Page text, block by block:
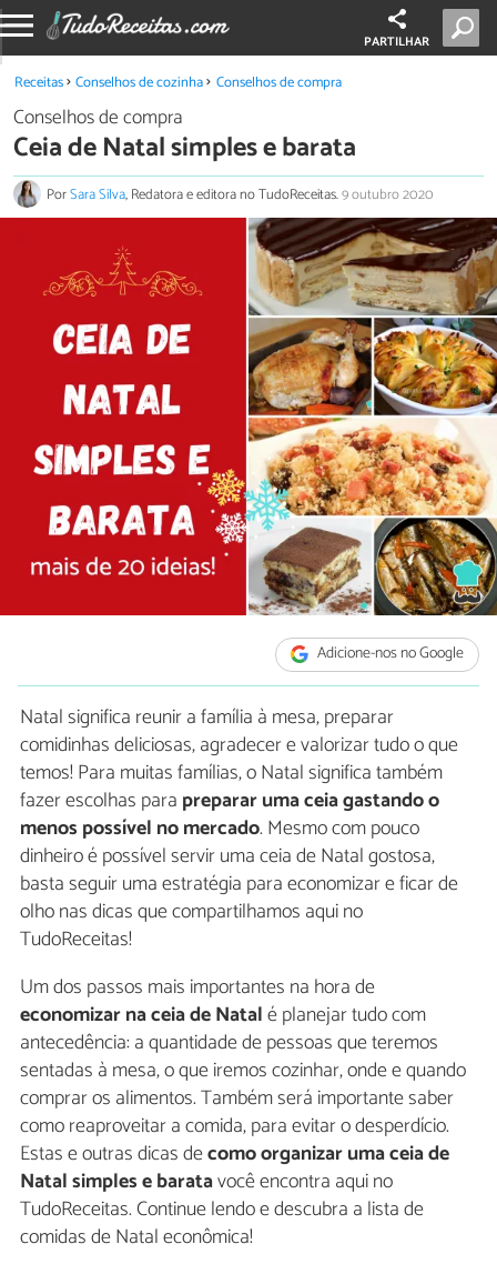
PARTILHAR
Receitas Conselhos de cozinha Conselhos de compra
Conselhos de compra
Ceia de Natal simples e barata
PorSara Silva, Redatora e editora no TudoReceitas.9 outubro 2020
Adicione-nos no Google
Natal significa reunir a família à mesa, preparar
comidinhas deliciosas, agradecer e valorizar tudo o que
temos! Para muitas famílias, o Natal significa também
fazer escolhas para preparar uma ceia gastando o
menos possível no mercado. Mesmo com pouco
dinheiro é possível servir uma ceia de Natal gostosa,
basta seguir uma estratégia para economizar e ficar de
olho nas dicas que compartilhamos aqui no
TudoReceitas!
Um dos passos mais importantes na hora de
economizar na ceia de Natalé planejar tudo com
antecedência: a quantidade de pessoas que teremos
sentadas à mesa, o que iremos cozinhar, onde e quando
comprar os alimentos. Também será importante saber
como reaproveitar a comida, para evitar o desperdício.
Estas e outras dicas decomo organizar uma ceia de
Natal simples e baratavocê encontra aqui no
TudoReceitas. Continue lendo e descubra a lista de
comidas de Natal econômica!